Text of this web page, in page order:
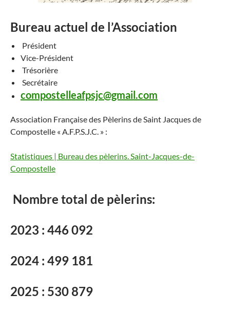
Bureau actuel de l’Association
Président
Vice-Président
Trésorière
Secrétaire
compostelleafpsjc@gmail.com
Association Française des Pèlerins de Saint Jacques de
Compostelle « A.F.P.S.J.C. » :
Statistiques | Bureau des pèlerins. Saint-Jacques-de-
Compostelle
Nombre total de pèlerins:
2023 : 446 092
2024 : 499 181
2025 : 530 879